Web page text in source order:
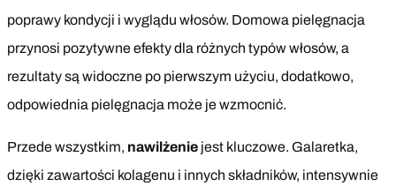
poprawy kondycji i wyglądu włosów. Domowa pielęgnacja
przynosi pozytywne efekty dla różnych typów włosów, a
rezultaty są widoczne po pierwszym użyciu, dodatkowo,
odpowiednia pielęgnacja może je wzmocnić.
Przede wszystkim, nawilżenie jest kluczowe. Galaretka,
dzięki zawartości kolagenu i innych składników, intensywnie